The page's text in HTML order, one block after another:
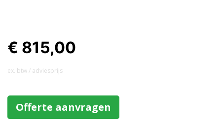
€ 815,00
ex. btw / adviesprijs
Offerte aanvragen